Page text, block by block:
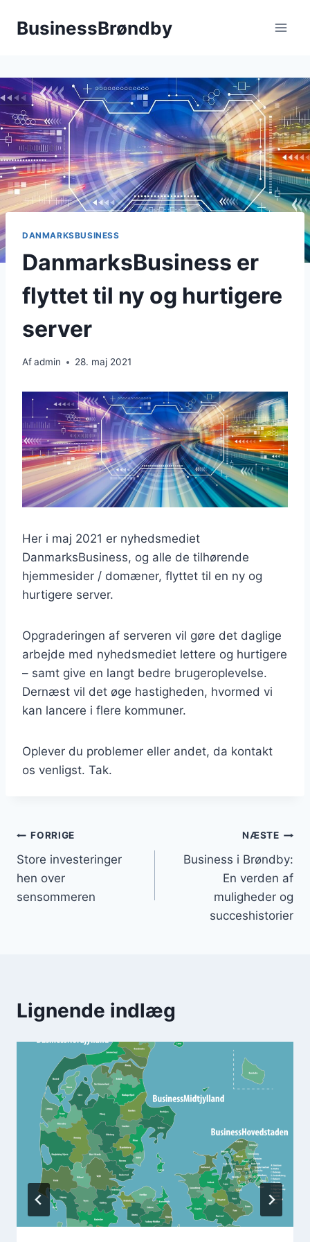
BusinessBrøndby
DANMARKSBUSINESS
DanmarksBusiness er
flyttet til ny og hurtigere
server
Afadmin 28. maj 2021
Her i maj 2021 er nyhedsmediet
DanmarksBusiness, og alle de tilhørende
hjemmesider / domæner, flyttet til en ny og
hurtigere server.
Opgraderingen af serveren vil gøre det daglige
arbejde med nyhedsmediet lettere og hurtigere
– samt give en langt bedre brugeroplevelse.
Dernæst vil det øge hastigheden, hvormed vi
kan lancere i flere kommuner.
Oplever du problemer eller andet, da kontakt
os venligst. Tak.
Indlægsnavigation
FORRIGE
Store investeringer
hen over
sensommeren
NÆSTE
Business i Brøndby:
En verden af
muligheder og
succeshistorier
Lignende indlæg